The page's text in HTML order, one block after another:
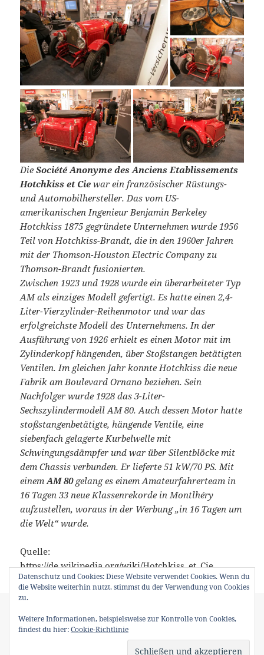
DieSociété Anonyme des Anciens Etablissements
Hotchkiss et Cie war ein französischer Rüstungs-
und Automobilhersteller. Das vom US-
amerikanischen Ingenieur Benjamin Berkeley
Hotchkiss 1875 gegründete Unternehmen wurde 1956
Teil von Hotchkiss-Brandt, die in den 1960er Jahren
mit der Thomson-Houston Electric Company zu
Thomson-Brandt fusionierten.
Zwischen 1923 und 1928 wurde ein überarbeiteter Typ
AM als einziges Modell gefertigt. Es hatte einen 2,4-
Liter-Vierzylinder-Reihenmotor und war das
erfolgreichste Modell des Unternehmens. In der
Ausführung von 1926 erhielt es einen Motor mit im
Zylinderkopf hängenden, über Stoßstangen betätigten
Ventilen. Im gleichen Jahr konnte Hotchkiss die neue
Fabrik am Boulevard Ornano beziehen. Sein
Nachfolger wurde 1928 das 3-Liter-
Sechszylindermodell AM 80. Auch dessen Motor hatte
stoßstangenbetätigte, hängende Ventile, eine
siebenfach gelagerte Kurbelwelle mit
Schwingungsdämpfer und war über Silentblöcke mit
dem Chassis verbunden. Er lieferte 51 kW/70 PS. Mit
einemAM 80gelang es einem Amateurfahrerteam in
16 Tagen 33 neue Klassenrekorde in Montlhéry
aufzustellen, woraus in der Werbung „in 16 Tagen um
die Welt“ wurde.
Quelle:
https://de.wikipedia.org/wiki/Hotchkiss_et_Cie
am
Borgward Hansa 1800,Brush Einzylinder 1910,Ford Taunus 12m,
Glas 1700,Hotchkiss AM 80,Nash Healey Roadster
Datenschutz und Cookies: Diese Website verwendet Cookies. Wenn du
die Website weiterhin nutzt, stimmst du der Verwendung von Cookies
zu.
Weitere Informationen, beispielsweise zur Kontrolle von Cookies,
findest du hier:Cookie-Richtlinie